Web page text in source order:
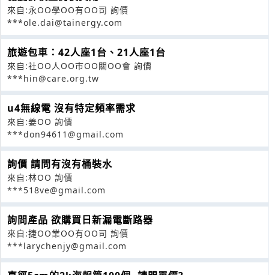
來自:永OO學OO有OO司 詢價
***ole.dai@tainergy.com
旅遊包車：42人座1台、21人座1台
來自:社OO人OO市OO關OO會 詢價
***hin@care.org.tw
u4無線電 沒有特定頻率需求
來自:姜OO 詢價
***don94611@gmail.com
詢價 請問有沒有桶裝水
來自:林OO 詢價
***518ve@gmail.com
詢問產品 欲購買日新漏電斷路器
來自:捷OO業OO有OO司 詢價
***larychenjy@gmail.com